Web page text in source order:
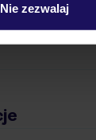
Nie zezwalaj